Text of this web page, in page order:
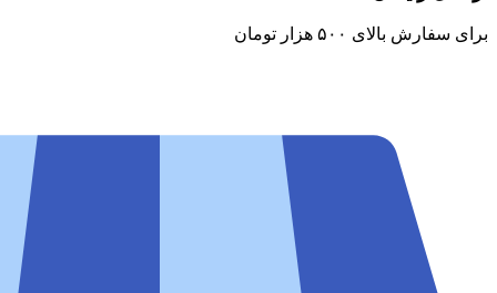
برای سفارش‌ بالای ۵۰۰ هزار تومان